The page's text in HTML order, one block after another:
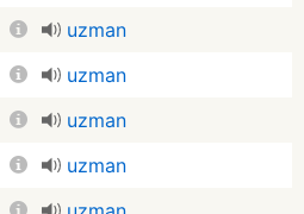
uzman
uzman
uzman
uzman